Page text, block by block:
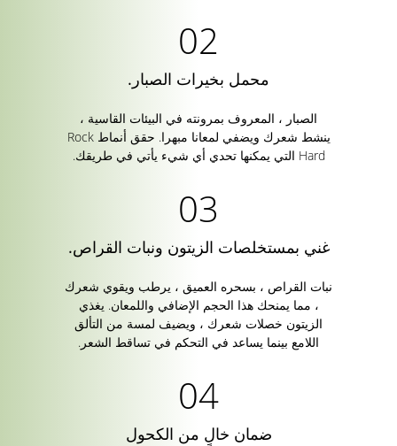
محمل بخيرات الصبار.
الصبار ، المعروف بمرونته في البيئات القاسية ،
ينشط شعرك ويضفي لمعانا مبهرا. حقق أنماط Rock
Hard التي يمكنها تحدي أي شيء يأتي في طريقك.
غني بمستخلصات الزيتون ونبات القراص.
نبات القراص ، بسحره العميق ، يرطب ويقوي شعرك
، مما يمنحك هذا الحجم الإضافي واللمعان. يغذي
الزيتون خصلات شعرك ، ويضيف لمسة من التألق
اللامع بينما يساعد في التحكم في تساقط الشعر.
ضمان خالٍ من الكحول